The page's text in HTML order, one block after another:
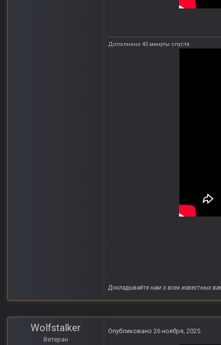
Дополнено 45 минуты спустя
Докладывайте нам о всех известных
Wolfstalker
Ветеран
Опубликовано 26 ноября, 2025